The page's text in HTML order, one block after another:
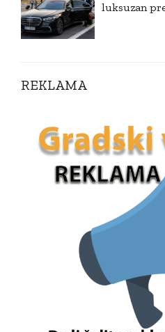
luksuzan
REKLAMA